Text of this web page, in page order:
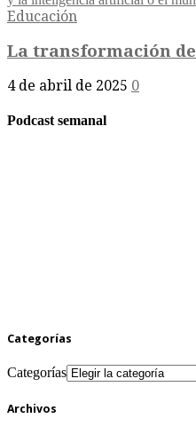
Educación
La transformación
4 de abril de 2025 0
Podcast semanal
Categorías
Categorías
Archivos